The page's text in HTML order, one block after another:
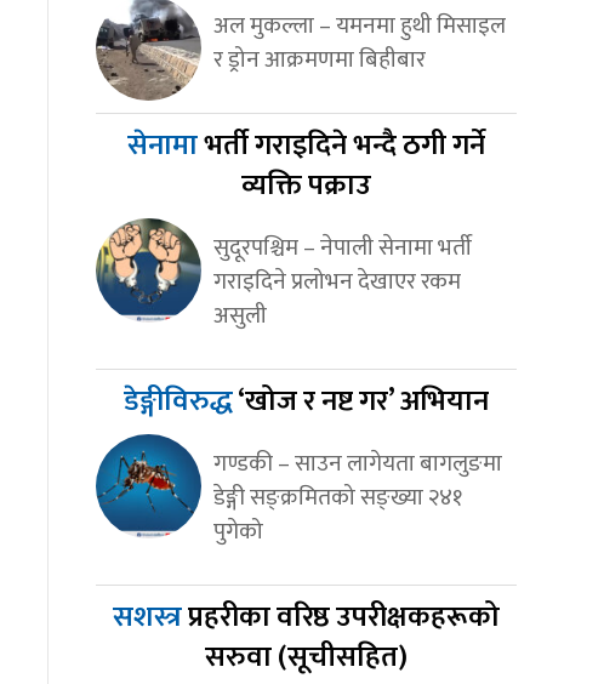
अल मुकल्ला – यमनमा हुथी मिसाइल
र ड्रोन आक्रमणमा बिहीबार
सेनामाभर्ती गराइदिने भन्दै ठगी गर्ने
व्यक्ति पक्राउ
सुदूरपश्चिम – नेपाली सेनामा भर्ती
गराइदिने प्रलोभन देखाएर रकम
असुली
डेङ्गीविरुद्ध‘खोज र नष्ट गर’ अभियान
गण्डकी – साउन लागेयता बागलुङमा
डेङ्गी सङ्क्रमितको सङ्ख्या २४१
पुगेको
सशस्त्रप्रहरीका वरिष्ठ उपरीक्षकहरूको
सरुवा (सूचीसहित)